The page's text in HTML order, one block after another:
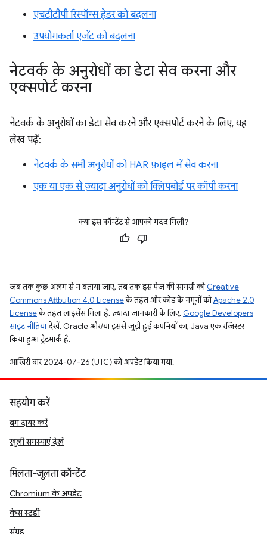
एचटीटीपी रिस्पॉन्स हेडर को बदलना
उपयोगकर्ता एजेंट को बदलना
नेटवर्क के अनुरोधों का डेटा सेव करना और
एक्सपोर्ट करना
नेटवर्क के अनुरोधों का डेटा सेव करने और एक्सपोर्ट करने के लिए, यह
लेख पढ़ें:
नेटवर्क के सभी अनुरोधों को HAR फ़ाइल में सेव करना
एक या एक से ज़्यादा अनुरोधों को क्लिपबोर्ड पर कॉपी करना
क्या इस कॉन्टेंट से आपको मदद मिली?
जब तक कुछ अलग से न बताया जाए, तब तक इस पेज की सामग्री कोCreative
Commons Attribution 4.0 Licenseके तहत और कोड के नमूनों कोApache 2.0
Licenseके तहत लाइसेंस मिला है. ज़्यादा जानकारी के लिए, Google Developers
साइट नीतियांदेखें. Oracle और/या इससे जुड़ी हुई कंपनियों का, Java एक रजिस्टर
किया हुआ ट्रेडमार्क है.
आखिरी बार 2024-07-26 (UTC) को अपडेट किया गया.
सहयोग करें
बग दायर करें
खुली समस्याएं देखें
मिलता-जुलता कॉन्टेंट
Chromium के अपडेट
केस स्टडी
संग्रह